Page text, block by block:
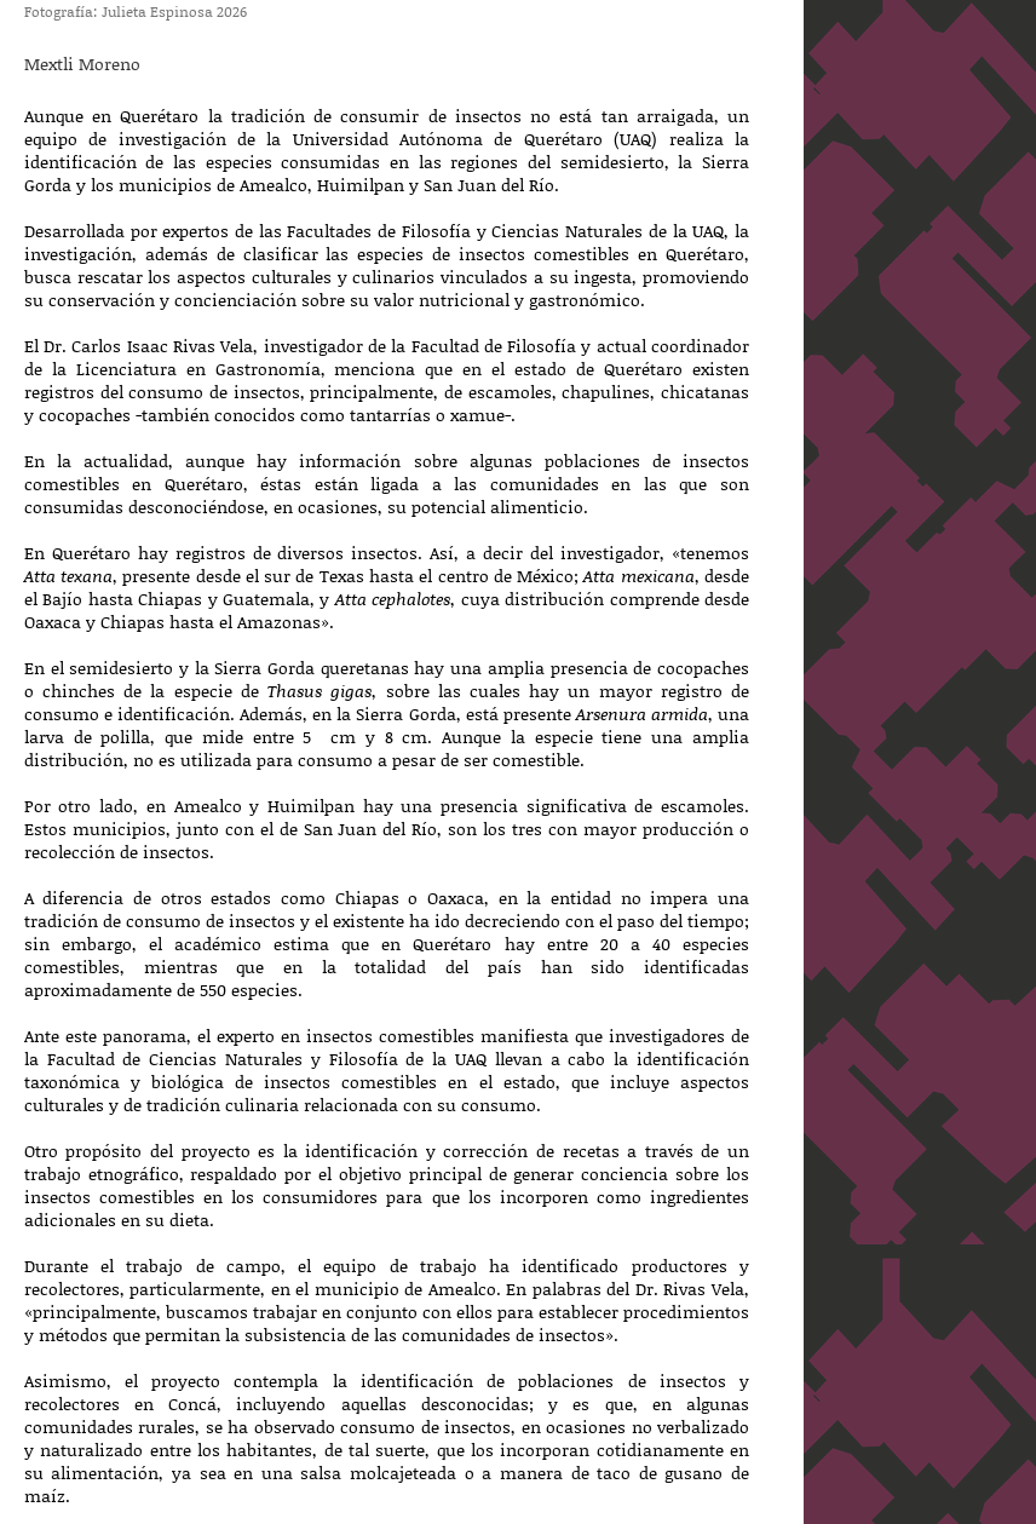
Fotografía: Julieta Espinosa 2026
Mextli Moreno
Aunque en Querétaro la tradición de consumir de insectos no está tan arraigada, un
equipo de investigación de la Universidad Autónoma de Querétaro (UAQ) realiza la
identificación de las especies consumidas en las regiones del semidesierto, la Sierra
Gorda y los municipios de Amealco, Huimilpan y San Juan del Río.
Desarrollada por expertos de las Facultades de Filosofía y Ciencias Naturales de la UAQ, la
investigación, además de clasificar las especies de insectos comestibles en Querétaro,
busca rescatar los aspectos culturales y culinarios vinculados a su ingesta, promoviendo
su conservación y concienciación sobre su valor nutricional y gastronómico.
El Dr. Carlos Isaac Rivas Vela, investigador de la Facultad de Filosofía y actual coordinador
de la Licenciatura en Gastronomía, menciona que en el estado de Querétaro existen
registros del consumo de insectos, principalmente, de escamoles, chapulines, chicatanas
y cocopaches -también conocidos como tantarrías o xamue-.
En la actualidad, aunque hay información sobre algunas poblaciones de insectos
comestibles en Querétaro, éstas están ligada a las comunidades en las que son
consumidas desconociéndose, en ocasiones, su potencial alimenticio.
En Querétaro hay registros de diversos insectos. Así, a decir del investigador, «tenemos
Atta texana, presente desde el sur de Texas hasta el centro de México;Atta mexicana, desde
el Bajío hasta Chiapas y Guatemala, yAtta cephalotes, cuya distribución comprende desde
Oaxaca y Chiapas hasta el Amazonas».
En el semidesierto y la Sierra Gorda queretanas hay una amplia presencia de cocopaches
o chinches de la especie deThasus gigas, sobre las cuales hay un mayor registro de
consumo e identificación.Además, en la Sierra Gorda, está presenteArsenura armida, una
larva de polilla, que mide entre 5 cm y 8 cm. Aunque la especie tiene una amplia
distribución, no es utilizada para consumo a pesar de ser comestible.
Por otro lado, en Amealco y Huimilpan hay una presencia significativa de escamoles.
Estos municipios, junto con el de San Juan del Río, son los tres con mayor producción o
recolección de insectos.
A diferencia de otros estados como Chiapas o Oaxaca, en la entidad no impera una
tradición de consumo de insectos y el existente ha ido decreciendo con el paso del tiempo;
sin embargo, el académico estima que en Querétaro hay entre 20 a 40 especies
comestibles, mientras que en la totalidad del país han sido identificadas
aproximadamente de 550 especies.
Ante este panorama, el experto en insectos comestibles manifiesta que investigadores de
la Facultad de Ciencias Naturales y Filosofía de la UAQ llevan a cabo la identificación
taxonómica y biológica de insectos comestibles en el estado, que incluye aspectos
culturales y de tradición culinaria relacionada con su consumo.
Otro propósito del proyecto es la identificación y corrección de recetas a través de un
trabajo etnográfico, respaldado por el objetivo principal de generar conciencia sobre los
insectos comestibles en los consumidores para que los incorporen como ingredientes
adicionales en su dieta.
Durante el trabajo de campo, el equipo de trabajo ha identificado productores y
recolectores, particularmente, en el municipio de Amealco. En palabras del Dr. Rivas Vela,
«principalmente, buscamos trabajar en conjunto con ellos para establecer procedimientos
y métodos que permitan la subsistencia de las comunidades de insectos».
Asimismo, el proyecto contempla la identificación de poblaciones de insectos y
recolectores en Concá, incluyendo aquellas desconocidas; y es que, en algunas
comunidades rurales, se ha observado consumo de insectos, en ocasiones no verbalizado
y naturalizado entre los habitantes, de tal suerte, que los incorporan cotidianamente en
su alimentación, ya sea en una salsa molcajeteada o a manera de taco de gusano de
maíz.